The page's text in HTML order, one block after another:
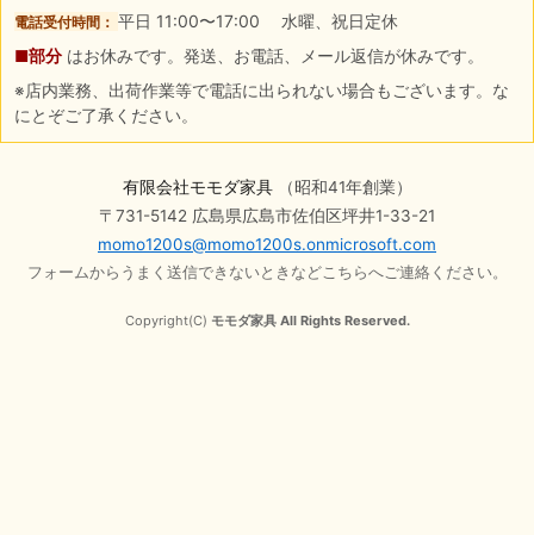
電話受付時間： 平日 11:00〜17:00 水曜、祝日定休
■部分 はお休みです。発送、お電話、メール返信が休みです。
※店内業務、出荷作業等で電話に出られない場合もございます。な
にとぞご了承ください。
有限会社モモダ家具（昭和41年創業）
〒731-5142 広島県広島市佐伯区坪井1-33-21
momo1200s@momo1200s.onmicrosoft.com
フォームからうまく送信できないときなどこちらへご連絡ください。
Copyright(C) モモダ家具 All Rights Reserved.